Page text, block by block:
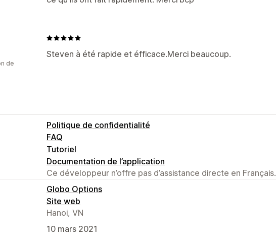
Steven à été rapide et éfficace.Merci beaucoup.
de
Politique de confidentialité
FAQ
Tutoriel
Documentation de l’application
Ce développeur n’offre pas d’assistance directe en Français.
Globo Options
Site web
Hanoi, VN
10 mars 2021